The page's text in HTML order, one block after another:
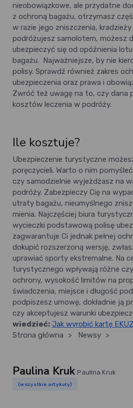
nieobowiązkowe, ale przydatne
z ochroną bagażu, otrzymasz
w razie jego zniszczenia,
podróżujesz samolotem, możesz
ubezpieczyć się od opóźnienia
bagażu.
Najważniejsze, by nie
polisy. Sprawdź również zakres
ubezpieczenia oraz prawa i
Zwróć też uwagę na to, czy dana
kosztów leczenia w podróży.
Ile kosztuje?
Ubezpieczenie turystyczne
poręczycieli. Warto o nim
czy samodzielnie wyjeżdżasz na
podróży. Zabezpieczy Cię na
utraty bagażu, nieumyślnego
mienia. Najczęściej biura
wycieczki podstawową polisę
zagwarantuje Ci jednak pełnej
dokupić rozszerzoną wersję,
uprawiać sporty ekstremalne. Na
turystycznego wpływają różne
ochrony, wysokość limitów na
świadczenia, miejsce i długość
podpiszesz umowę, dokładnie ją
czy akceptujesz warunki
wiedzieć: Jak wyrobić kartę
Strona główna
> Newsy >
Paulina Kruk Paulina Kruk
(wszystkie artykuły)